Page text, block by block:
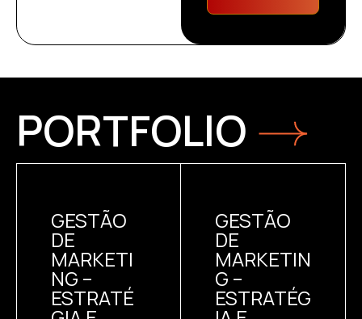
PORTFOLIO
GESTÃO
DE
MARKETI
NG –
ESTRATÉ
GESTÃO
DE
MARKETIN
G –
ESTRATÉG